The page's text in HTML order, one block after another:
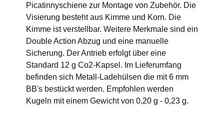
Picatinnyschiene zur Montage von Zubehör. Die
Visierung besteht aus Kimme und Korn. Die
Kimme ist verstellbar. Weitere Merkmale sind ein
Double Action Abzug und eine manuelle
Sicherung. Der Antrieb erfolgt über eine
Standard 12 g Co2-Kapsel. Im Lieferumfang
befinden sich Metall-Ladehülsen die mit 6 mm
BB's bestückt werden. Empfohlen werden
Kugeln mit einem Gewicht von 0,20 g - 0,23 g.